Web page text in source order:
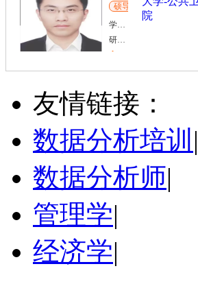
其他 评分：5.0
学校：
上海交通大学
研究领域：
立即咨询
万志宏 天津市
硕导
学校：南开大学
立即咨询
友情链接：
数据分析培训 |
数据分析师|
管理学|
经济学|